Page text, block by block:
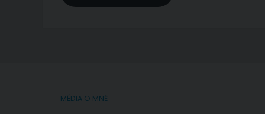
MÉDIA O MNĚ